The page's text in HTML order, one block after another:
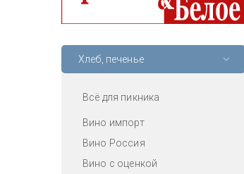
Хлеб, печенье
Всё для пикника
Вино импорт
Вино Россия
Вино с оценкой